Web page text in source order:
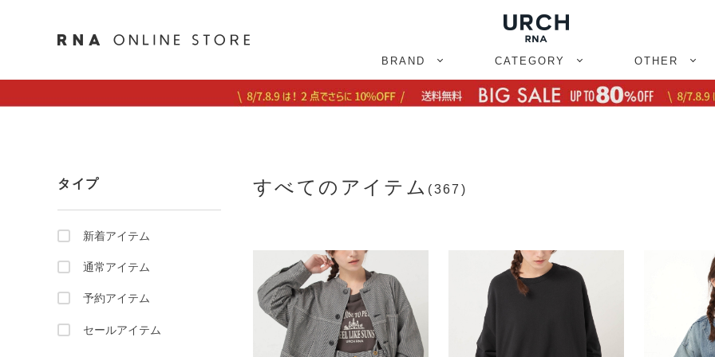
BRAND CATEGORY OTHER
タイプ
新着アイテム
通常アイテム
予約アイテム
セールアイテム
すべてのアイテム (367)